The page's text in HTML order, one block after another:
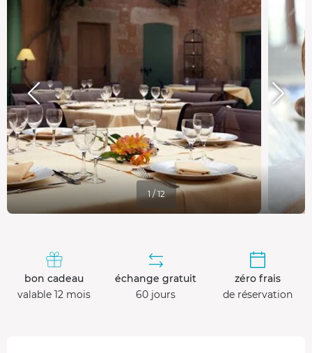
1 / 12
bon cadeau
valable 12 mois
échange gratuit
60 jours
zéro frais
de réservation